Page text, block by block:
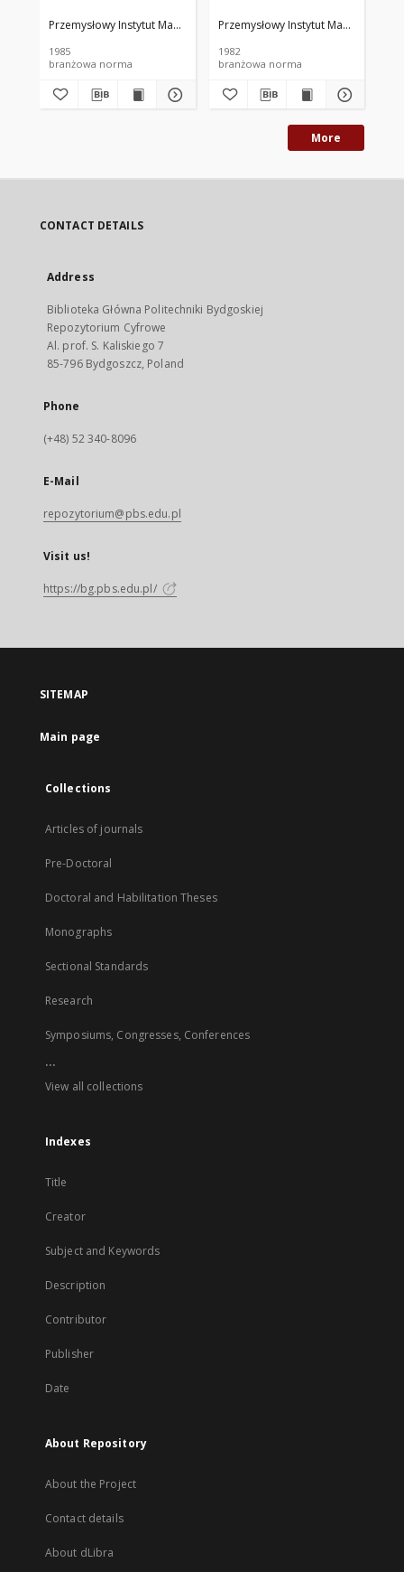
84/1910-01
Przemysłowy Instytut Maszyn Rolniczych. Oprac.
1985
branżowa norma
zacinającym lub
końcówką kulistą -
03
Przemysłowy Instytut Maszyn
1982
branżowa norma
More
CONTACT DETAILS
Address
Biblioteka Główna Politechniki Bydgoskiej
Repozytorium Cyfrowe
Al. prof. S. Kaliskiego 7
85-796 Bydgoszcz, Poland
Phone
(+48) 52 340-8096
E-Mail
repozytorium@pbs.edu.pl
Visit us!
https://bg.pbs.edu.pl/
SITEMAP
Main page
Collections
Articles of journals
Pre-Doctoral
Doctoral and Habilitation Theses
Monographs
Sectional Standards
Research
Symposiums, Congresses, Conferences
...
View all collections
Indexes
Title
Creator
Subject and Keywords
Description
Contributor
Publisher
Date
About Repository
About the Project
Contact details
About dLibra